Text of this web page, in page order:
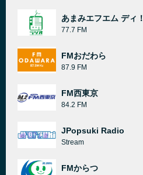
あまみエフエム ディ！
77.7 FM
FMおだわら
87.9 FM
FM西東京
84.2 FM
JPopsuki Radio
Stream
FMからつ